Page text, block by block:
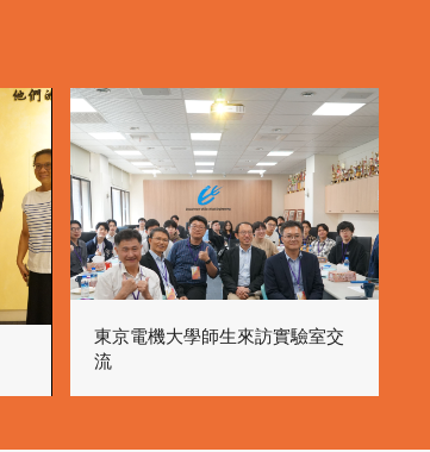
東京電機大學師生來訪實驗室交
流